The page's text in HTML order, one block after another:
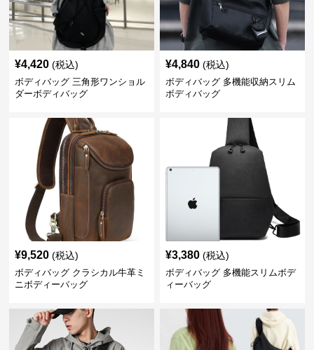
¥4,420 (税込)
ボディバッグ 三角形ワンショル
ダーボディバッグ
¥4,840 (税込)
ボディバッグ 多機能収納スリム
ボディバッグ
¥9,520 (税込)
ボディバッグ クラシカル牛革ミ
ニボディーバッグ
¥3,380 (税込)
ボディバッグ 多機能スリムボデ
ィーバッグ